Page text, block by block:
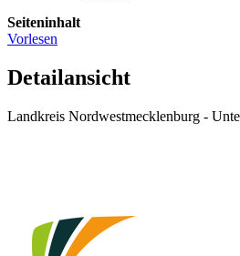
Seiteninhalt
Vorlesen
Detailansicht
Landkreis Nordwestmecklenburg -